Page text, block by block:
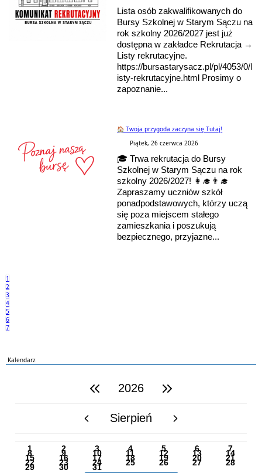
Lista osób zakwalifikowanych do
Bursy Szkolnej w Starym Sączu na
rok szkolny 2026/2027 jest już
dostępna w zakładce Rekrutacja →
Listy rekrutacyjne.
https://bursastarysacz.pl/pl/4053/0/l
isty-rekrutacyjne.html Prosimy o
zapoznanie...
🏠 Twoja przygoda zaczyna się Tutaj!
Piątek, 26 czerwca 2026
🎓 Trwa rekrutacja do Bursy
Szkolnej w Starym Sączu na rok
szkolny 2026/2027! 👩‍🎓👨‍🎓
Zapraszamy uczniów szkół
ponadpodstawowych, którzy uczą
się poza miejscem stałego
zamieszkania i poszukują
bezpiecznego, przyjazne...
1
2
3
4
5
6
7
Kalendarz
poprzedni rok2026 następny rok
poprzedni miesiącSierpień następny miesiąc
1 2 3 4 5 6 7
8 9 10 11 12 13 14
15 16 17 18 19 20 21
22 23 24 25 26 27 28
29 30 31